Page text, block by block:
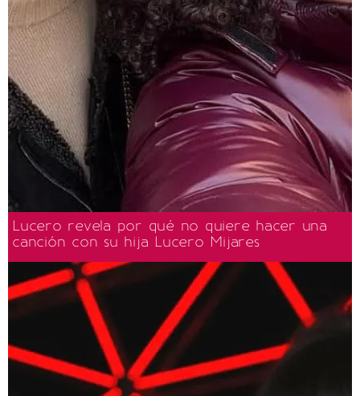
Lucero revela por qué no quiere hacer una
canción con su hija Lucero Mijares